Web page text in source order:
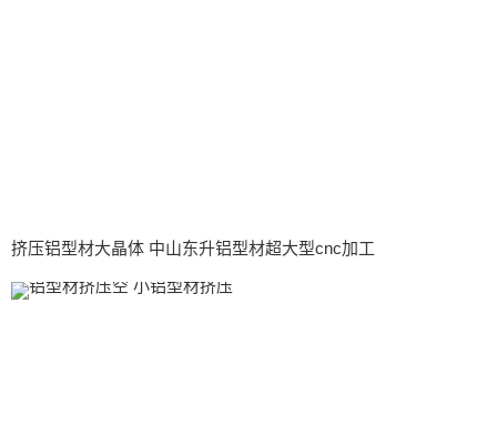
挤压铝型材大晶体 中山东升铝型材超大型cnc加工